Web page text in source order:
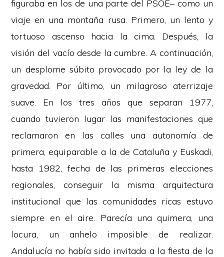
figuraba en los de una parte del PSOE– como un
viaje en una montaña rusa. Primero, un lento y
tortuoso ascenso hacia la cima. Después, la
visión del vacío desde la cumbre. A continuación,
un desplome súbito provocado por la ley de la
gravedad. Por último, un milagroso aterrizaje
suave. En los tres años que separan 1977,
cuando tuvieron lugar las manifestaciones que
reclamaron en las calles una autonomía de
primera, equiparable a la de Cataluña y Euskadi,
hasta 1982, fecha de las primeras elecciones
regionales, conseguir la misma arquitectura
institucional que las comunidades ricas estuvo
siempre en el aire. Parecía una quimera, una
locura, un anhelo imposible de realizar.
Andalucía no había sido invitada a la fiesta de la